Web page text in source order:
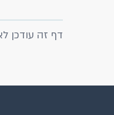
דף זה עודכן